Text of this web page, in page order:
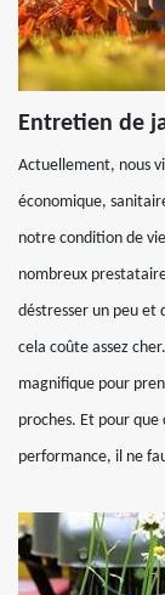
Entretien de
Actuellement, nous
économique,
notre condition de
nombreux
déstresser un peu et
cela coûte assez
magnifique pour
proches. Et pour
performance, il ne